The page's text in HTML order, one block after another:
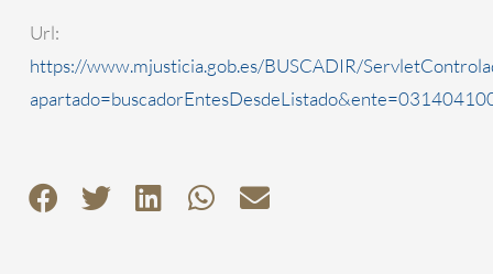
Url:
https://www.mjusticia.gob.es/BUSCADIR/